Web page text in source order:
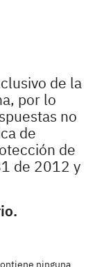
de la
por lo
no
de
de
de 2012 y
ninguna